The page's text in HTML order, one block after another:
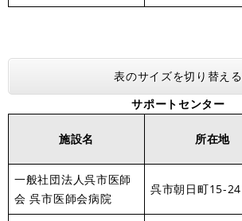
表のサイズを切り替える
サポートセンター
施設名 所在地
一般社団法人呉市医師
会 呉市医師会病院
呉市朝日町15-24